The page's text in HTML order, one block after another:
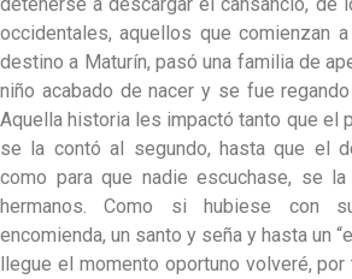
occidentales, aquellos que comienzan
destino a Maturín, pasó una familia de
niño acabado de nacer y se fue
Aquella historia les impactó tanto que el
se la contó al segundo, hasta que el
como para que nadie escuchase, se
hermanos. Como si hubiese con
encomienda, un santo y seña y hasta un
llegue el momento oportuno volveré,